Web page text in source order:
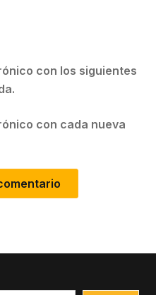
con los siguientes
con cada nueva